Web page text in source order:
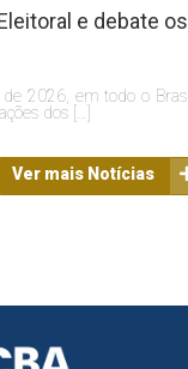
e debate
2026, em todo o
dos […]
Ver mais Notícias